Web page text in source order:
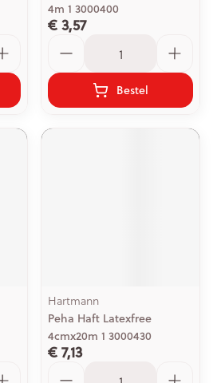
4m 1 3000400
€ 3,57
Bestel
Hartmann
Peha Haft Latexfree
4cmx20m 1 3000430
€ 7,13